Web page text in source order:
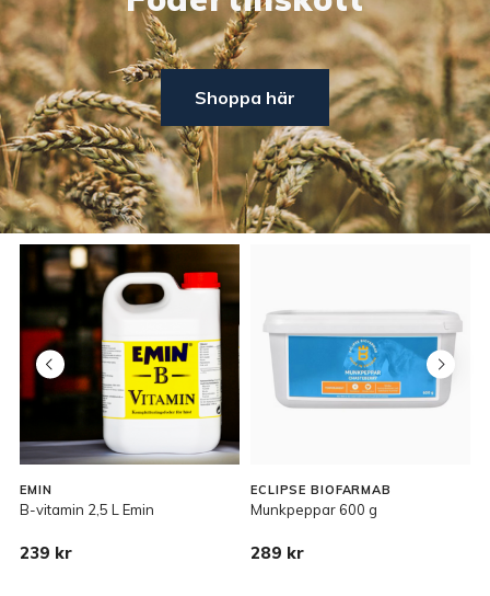
Shoppa här
EMIN
B-vitamin 2,5 L Emin
239 kr
ECLIPSE BIOFARMAB
Munkpeppar 600 g
289 kr